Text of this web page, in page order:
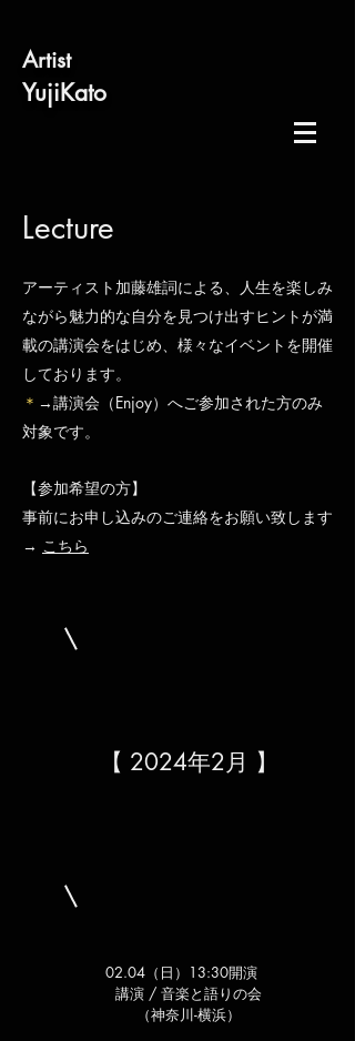
​Artist
​YujiKato
Lecture
アーティスト加藤雄詞による、人生を楽しみ
ながら魅力的な自分を見つけ出すヒントが満
載の講演会をはじめ、様々なイベントを開催
しております。​
＊ →講演会（Enjoy）へご参加された方のみ
対象です。
【参加希望の方】
事前にお申し込みのご連絡をお願い致します
​→ こちら
【 2024年2月 】
02.04（日）13:30開演
​講演 / 音楽と語りの会
（神奈川-横浜）